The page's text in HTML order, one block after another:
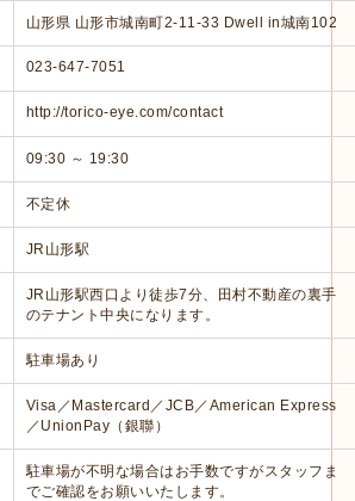
山形県 山形市城南町2-11-33 Dwell in城南102
023-647-7051
http://torico-eye.com/contact
09:30 ～ 19:30
不定休
JR山形駅
JR山形駅西口より徒歩7分、田村不動産の裏手
のテナント中央になります。
駐車場あり
Visa／Mastercard／JCB／American Express
／UnionPay（銀聯）
駐車場が不明な場合はお手数ですがスタッフま
でご確認をお願いいたします。